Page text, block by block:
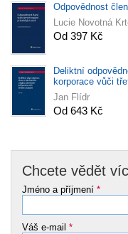
Odpovědnost
Lucie Novotná
Od 397 Kč
Deliktní
korporace vůči
Jan Flídr
Od 643 Kč
Chcete vědět
Jméno a příjmení *
Váš e-mail *